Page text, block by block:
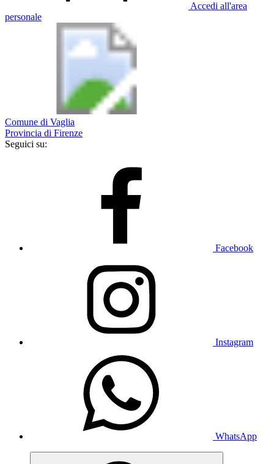
Accedi all'area
personale
Comune di Vaglia
Provincia di Firenze
Seguici su:
Facebook
Instagram
WhatsApp